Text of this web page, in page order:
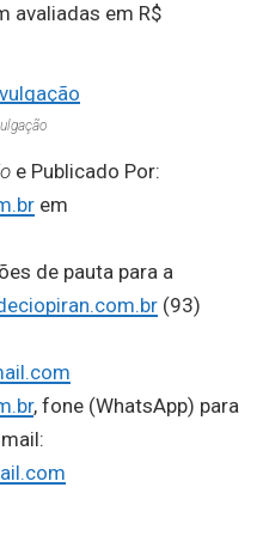
avaliadas em R$
e Publicado Por:
em
de pauta para a
(93)
, fone (WhatsApp) para